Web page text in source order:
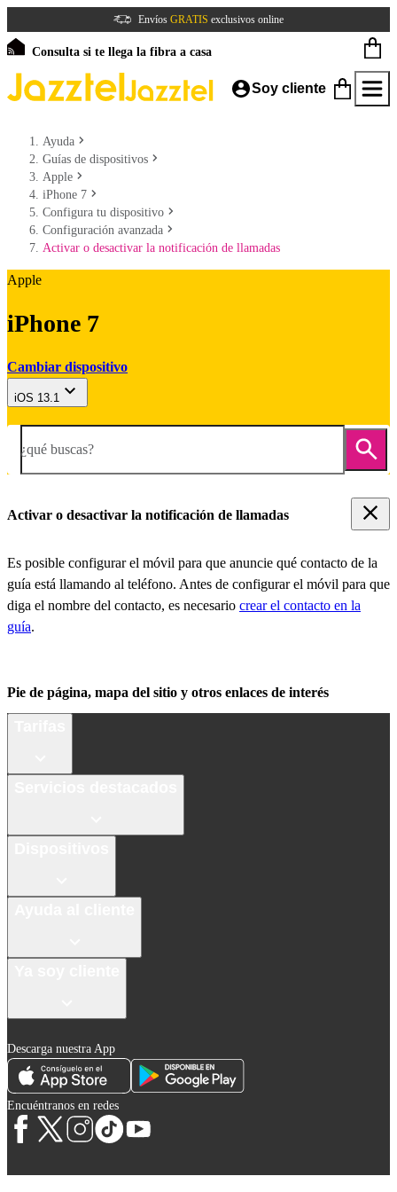
Envíos GRATIS exclusivos online
Consulta si te llega la fibra a casa
Soy cliente
Ayuda
Guías de dispositivos
Apple
iPhone 7
Configura tu dispositivo
Configuración avanzada
Activar o desactivar la notificación de llamadas
Apple
iPhone 7
Cambiar dispositivo
iOS 13.1
¿qué buscas?
Activar o desactivar la notificación de llamadas
Es posible configurar el móvil para que anuncie qué contacto de la
guía está llamando al teléfono. Antes de configurar el móvil para que
diga el nombre del contacto, es necesario crear el contacto en la
guía.
Pie de página, mapa del sitio y otros enlaces de interés
Descarga nuestra App
Encuéntranos en redes